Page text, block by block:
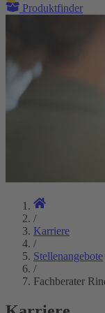
Produktfinder
/
Karriere
/
Stellenangebote
/
Fachberater